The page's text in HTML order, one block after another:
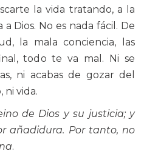
la vida tratando, a la
Dios. No es nada fácil. De
la mala conciencia, las
todo te va mal. Ni se
ni acabas de gozar del
ni vida.
de Dios y su justicia; y
añadidura. Por tanto, no
.